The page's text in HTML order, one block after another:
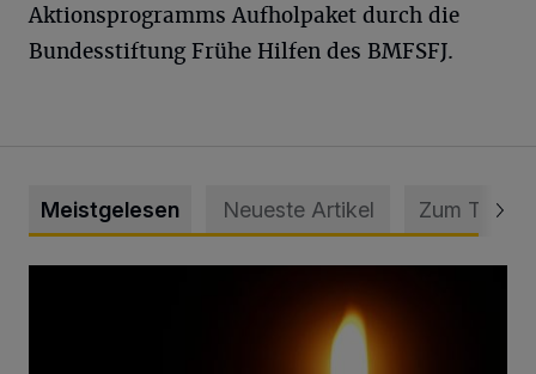
Aktionsprogramms Aufholpaket durch die
Bundesstiftung Frühe Hilfen des BMFSFJ.
Meistgelesen Neueste Artikel Zum Thema